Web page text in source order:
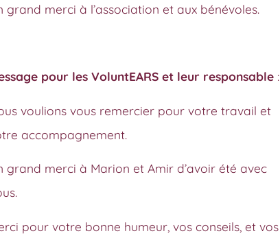
grand merci à l’association et aux bénévoles.
pour les VoluntEARS et leur responsable :
voulions vous remercier pour votre travail et
accompagnement.
grand merci à Marion et Amir d’avoir été avec
pour votre bonne humeur, vos conseils, et vos